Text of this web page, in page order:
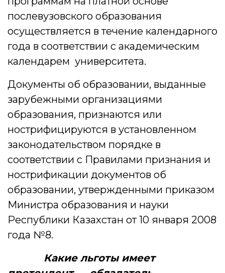
послевузовского образования
осуществляется в течение календарного
года в соответствии с академическим
календарем университета.
Документы об образовании, выданные
зарубежными организациями
образования, признаются или
нострифицируются в установленном
законодательством порядке в
соответствии с Правилами признания и
нострификации документов об
образовании, утвержденными приказом
Министра образования и науки
Республики Казахстан от 10 января 2008
года №8.
Какие льготы имеет